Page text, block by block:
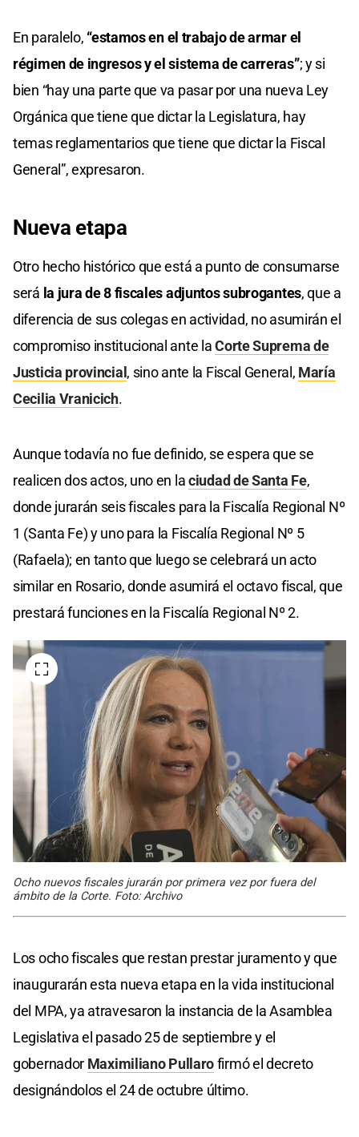
En paralelo, “estamos en el trabajo de armar el
régimen de ingresos y el sistema de carreras”; y si
bien “hay una parte que va pasar por una nueva Ley
Orgánica que tiene que dictar la Legislatura, hay
temas reglamentarios que tiene que dictar la Fiscal
General”, expresaron.
Nueva etapa
Otro hecho histórico que está a punto de consumarse
será la jura de 8 fiscales adjuntos subrogantes, que a
diferencia de sus colegas en actividad, no asumirán el
compromiso institucional ante laCorte Suprema de
Justicia provincial, sino ante la Fiscal General, María
Cecilia Vranicich.
Aunque todavía no fue definido, se espera que se
realicen dos actos, uno en laciudad de Santa Fe,
donde jurarán seis fiscales para la Fiscalía Regional Nº
1 (Santa Fe) y uno para la Fiscalía Regional Nº 5
(Rafaela); en tanto que luego se celebrará un acto
similar en Rosario, donde asumirá el octavo fiscal, que
prestará funciones en la Fiscalía Regional Nº 2.
Ocho nuevos fiscales jurarán por primera vez por fuera del
ámbito de la Corte. Foto: Archivo
Los ocho fiscales que restan prestar juramento y que
inaugurarán esta nueva etapa en la vida institucional
del MPA, ya atravesaron la instancia de la Asamblea
Legislativa el pasado 25 de septiembre y el
gobernador Maximiliano Pullarofirmó el decreto
designándolos el 24 de octubre último.